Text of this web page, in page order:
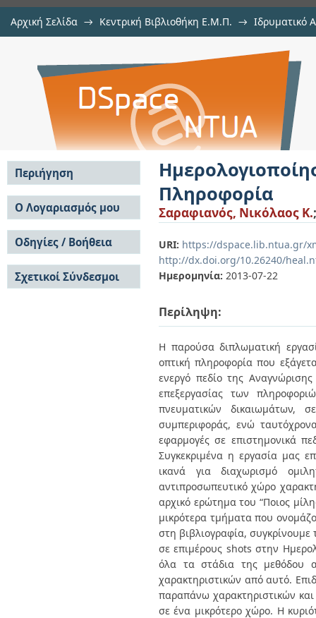
Αρχική Σελίδα → Κεντρική Βιβλιοθήκη Ε.Μ.Π. → Ιδρυματικό
Ημερολογιοποίηση Ομιλητών
Πληροφορία
Σαραφιανός, Νικόλαος Κ.
URI: https://dspace.lib.ntua.gr/
http://dx.doi.org/10.26240/
Ημερομηνία: 2013-07-22
Περίληψη:
H παρούσα διπλωματική
οπτική πληροφορία που
ενεργό πεδίο της
επεξεργασίας των
πνευματικών δικαιωμάτων,
συμπεριφοράς, ενώ
εφαρμογές σε επιστημονικά
Συγκεκριμένα η εργασία μας
ικανά για διαχωρισμό
αντιπροσωπευτικό χώρο
αρχικό ερώτημα του “Ποιος
μικρότερα τμήματα που
στη βιβλιογραφία,
σε επιμέρους shots στην
όλα τα στάδια της μεθόδου
χαρακτηριστικών από αυτό.
παραπάνω χαρακτηριστικών
σε ένα μικρότερο χώρο. Η
Περιήγηση
Σε όλο το DSpace
Κοινότητες & Συλλογές
Ανά Ημερομηνία
Έκδοσης
Συγγραφείς
Τίτλοι
Θέματα
Ο Λογαριασμός μου
Σύνδεση
Εγγραφή
Οδηγίες / Βοήθεια
Οδηγίες Υποβολής
Οδηγίες Χρήσης ΙΑ
Συχνές Ερωτήσεις
Σχετικοί Σύνδεσμοι